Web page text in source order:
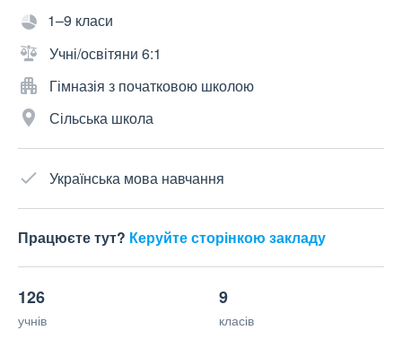
1–9 класи
Учні/освітяни 6:1
Гімназія з початковою школою
Сільська школа
Українська мова навчання
Працюєте тут? Керуйте сторінкою закладу
126
учнів
9
класів